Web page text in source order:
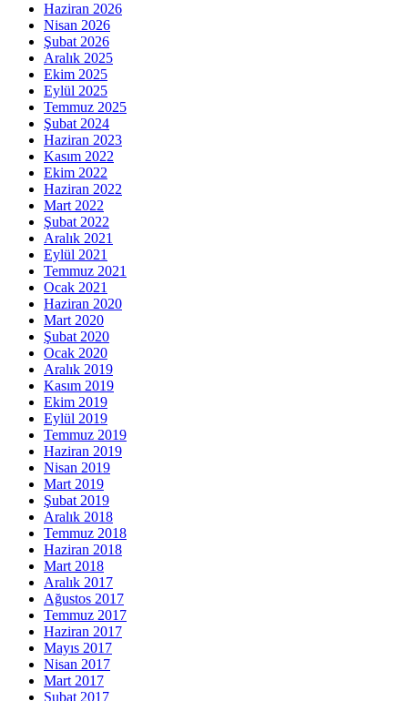
Haziran 2026
Nisan 2026
Şubat 2026
Aralık 2025
Ekim 2025
Eylül 2025
Temmuz 2025
Şubat 2024
Haziran 2023
Kasım 2022
Ekim 2022
Haziran 2022
Mart 2022
Şubat 2022
Aralık 2021
Eylül 2021
Temmuz 2021
Ocak 2021
Haziran 2020
Mart 2020
Şubat 2020
Ocak 2020
Aralık 2019
Kasım 2019
Ekim 2019
Eylül 2019
Temmuz 2019
Haziran 2019
Nisan 2019
Mart 2019
Şubat 2019
Aralık 2018
Temmuz 2018
Haziran 2018
Mart 2018
Aralık 2017
Ağustos 2017
Temmuz 2017
Haziran 2017
Mayıs 2017
Nisan 2017
Mart 2017
Şubat 2017